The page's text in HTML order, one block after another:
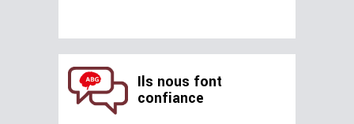
Ils nous font
confiance